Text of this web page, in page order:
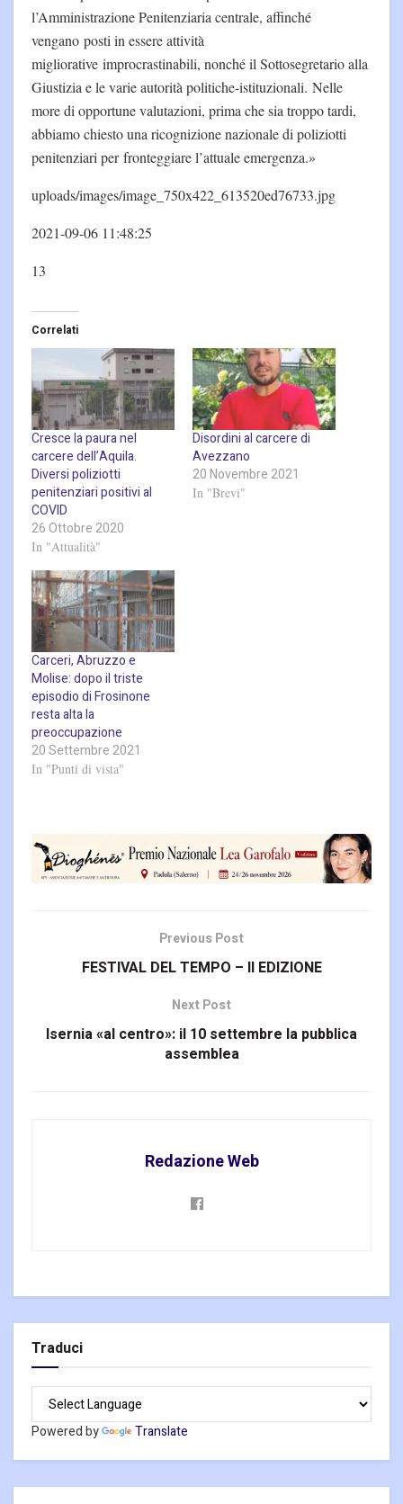
l’Amministrazione Penitenziaria centrale, affinché
vengano posti in essere attività
migliorative improcrastinabili, nonché il Sottosegretario alla
Giustizia e le varie autorità politiche-istituzionali. Nelle
more di opportune valutazioni, prima che sia troppo tardi,
abbiamo chiesto una ricognizione nazionale di poliziotti
penitenziari per fronteggiare l’attuale emergenza.»
uploads/images/image_750x422_613520ed76733.jpg
2021-09-06 11:48:25
13
Correlati
Cresce la paura nel
carcere dell’Aquila.
Diversi poliziotti
penitenziari positivi al
COVID
26 Ottobre 2020
In "Attualità"
Disordini al carcere di
Avezzano
20 Novembre 2021
In "Brevi"
Carceri, Abruzzo e
Molise: dopo il triste
episodio di Frosinone
resta alta la
preoccupazione
20 Settembre 2021
In "Punti di vista"
Previous Post
FESTIVAL DEL TEMPO – II EDIZIONE
Next Post
Isernia «al centro»: il 10 settembre la pubblica
assemblea
Redazione Web
Traduci
Powered by Translate